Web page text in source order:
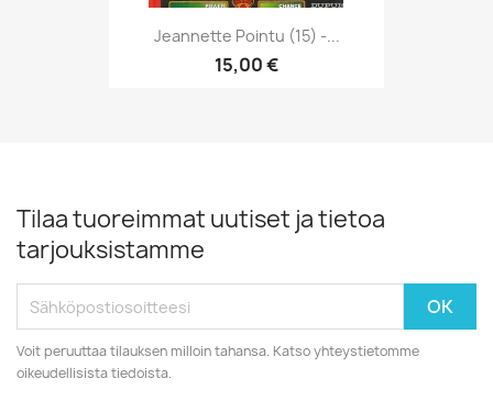
Jeannette Pointu (15) -...
15,00 €
Tilaa tuoreimmat uutiset ja tietoa
tarjouksistamme
Voit peruuttaa tilauksen milloin tahansa. Katso yhteystietomme
oikeudellisista tiedoista.